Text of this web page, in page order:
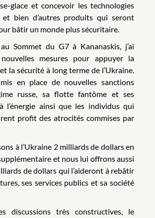
glace et concevoir les technologies
et bien d’autres produits qui seront
bâtir un monde plus sécuritaire.
Sommet du G7 à Kananaskis, j’ai
mesures pour appuyer la
la sécurité à long terme de l’Ukraine.
en place de nouvelles sanctions
russe, sa flotte fantôme et ses
l’énergie ainsi que les individus qui
profit des atrocités commises par
à l’Ukraine 2 milliards de dollars en
et nous lui offrons aussi
de dollars qui l’aideront à rebâtir
ses services publics et sa société
discussions très constructives, le